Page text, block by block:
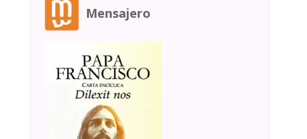
Mensajero